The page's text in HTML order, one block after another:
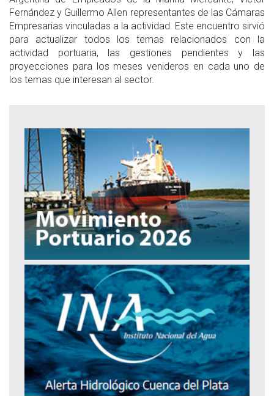
Fernández y Guillermo Allen representantes de las Cámaras
Empresarias vinculadas a la actividad. Este encuentro sirvió
para actualizar todos los temas relacionados con la
actividad portuaria, las gestiones pendientes y las
proyecciones para los meses venideros en cada uno de
los temas que interesan al sector.